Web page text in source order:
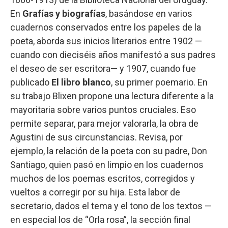
En Grafías y biografías, basándose en varios
cuadernos conservados entre los papeles de la
poeta, aborda sus inicios literarios entre 1902 —
cuando con dieciséis años manifestó a sus padres
el deseo de ser escritora— y 1907, cuando fue
publicado El libro blanco, su primer poemario. En
su trabajo Blixen propone una lectura diferente a la
mayoritaria sobre varios puntos cruciales. Eso
permite separar, para mejor valorarla, la obra de
Agustini de sus circunstancias. Revisa, por
ejemplo, la relación de la poeta con su padre, Don
Santiago, quien pasó en limpio en los cuadernos
muchos de los poemas escritos, corregidos y
vueltos a corregir por su hija. Esta labor de
secretario, dados el tema y el tono de los textos —
en especial los de “Orla rosa”, la sección final